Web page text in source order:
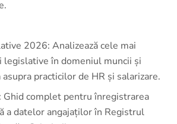
2026: Analizează cele mai
legislative în domeniul muncii și
practicilor de HR și salarizare.
Ghid complet pentru înregistrarea
a datelor angajaților în Registrul